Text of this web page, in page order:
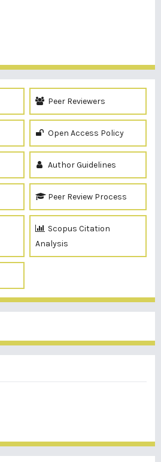
Peer Reviewers
Open Access Policy
Author Guidelines
Peer Review Process
Scopus Citation
Analysis